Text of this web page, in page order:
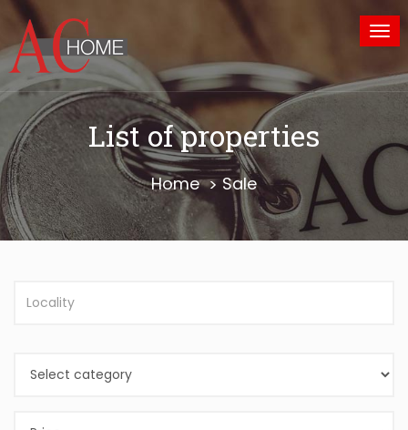
List of properties
Home Sale